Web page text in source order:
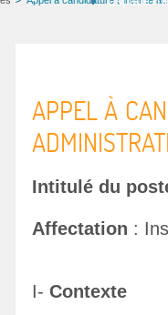
APPEL À
Intitulé du
Affectation :
I- Contexte